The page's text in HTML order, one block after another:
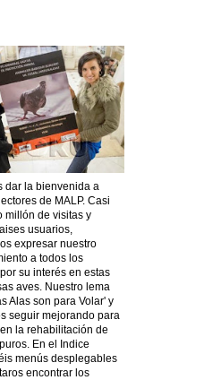
dar la bienvenida a
de MALP. Casi
millón de visitas y
usuarios,
expresar nuestro
a todos los
su interés en estas
aves. Nuestro lema
Alas son para Volar' y
seguir mejorando para
la rehabilitación de
En el Indice
menús desplegables
encontrar los